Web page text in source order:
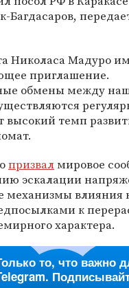
Багдасаров,
Николаса Мадуро
приглашение.
обмены между
высокий темп
призвал мировое
эскалации
механизмы влияния
к
характера.
то, что важно